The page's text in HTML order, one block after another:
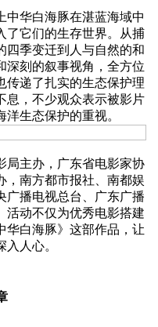
华白海豚在湛蓝海域中
了它们的生存世界。从捕
四季变迁到人与自然的和
深刻的叙事视角，全方位
传递了扎实的生态保护理
息，不少观众表示被影片
生态保护的重视。
主办，广东省电影家协
，南方都市报社、南都娱
广播电视总台、广东广播
活动不仅为优秀电影搭建
华白海豚》这部作品，让
人心。